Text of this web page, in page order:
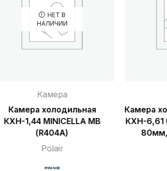
НЕТ В
НАЛИЧИИ
Камера
Камера холодильная
КХН-1,44 MINICELLA MВ
(R404A)
Polair
Камера
КХН-6,61
80мм,